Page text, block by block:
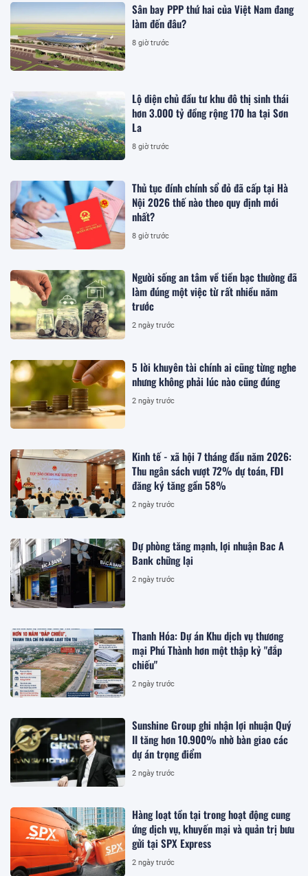
Sân bay PPP thứ hai của Việt Nam đang
làm đến đâu?
8 giờ trước
Lộ diện chủ đầu tư khu đô thị sinh thái
hơn 3.000 tỷ đồng rộng 170 ha tại Sơn
La
8 giờ trước
Thủ tục đính chính sổ đỏ đã cấp tại Hà
Nội 2026 thế nào theo quy định mới
nhất?
8 giờ trước
Người sống an tâm về tiền bạc thường đã
làm đúng một việc từ rất nhiều năm
trước
2 ngày trước
5 lời khuyên tài chính ai cũng từng nghe
nhưng không phải lúc nào cũng đúng
2 ngày trước
Kinh tế - xã hội 7 tháng đầu năm 2026:
Thu ngân sách vượt 72% dự toán, FDI
đăng ký tăng gần 58%
2 ngày trước
Dự phòng tăng mạnh, lợi nhuận Bac A
Bank chững lại
2 ngày trước
Thanh Hóa: Dự án Khu dịch vụ thương
mại Phú Thành hơn một thập kỷ "đắp
chiếu"
2 ngày trước
Sunshine Group ghi nhận lợi nhuận Quý
II tăng hơn 10.900% nhờ bàn giao các
dự án trọng điểm
2 ngày trước
Hàng loạt tồn tại trong hoạt động cung
ứng dịch vụ, khuyến mại và quản trị bưu
gửi tại SPX Express
2 ngày trước